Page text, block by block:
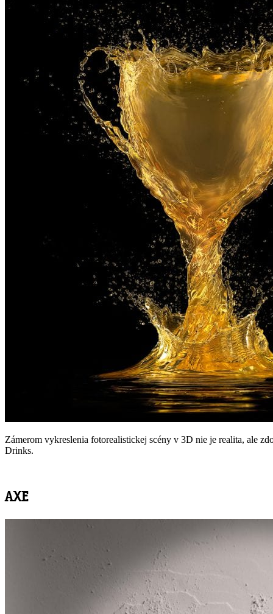
Zámerom vykreslenia fotorealistickej scény v 3D nie je realita, ale
Drinks.
AXE